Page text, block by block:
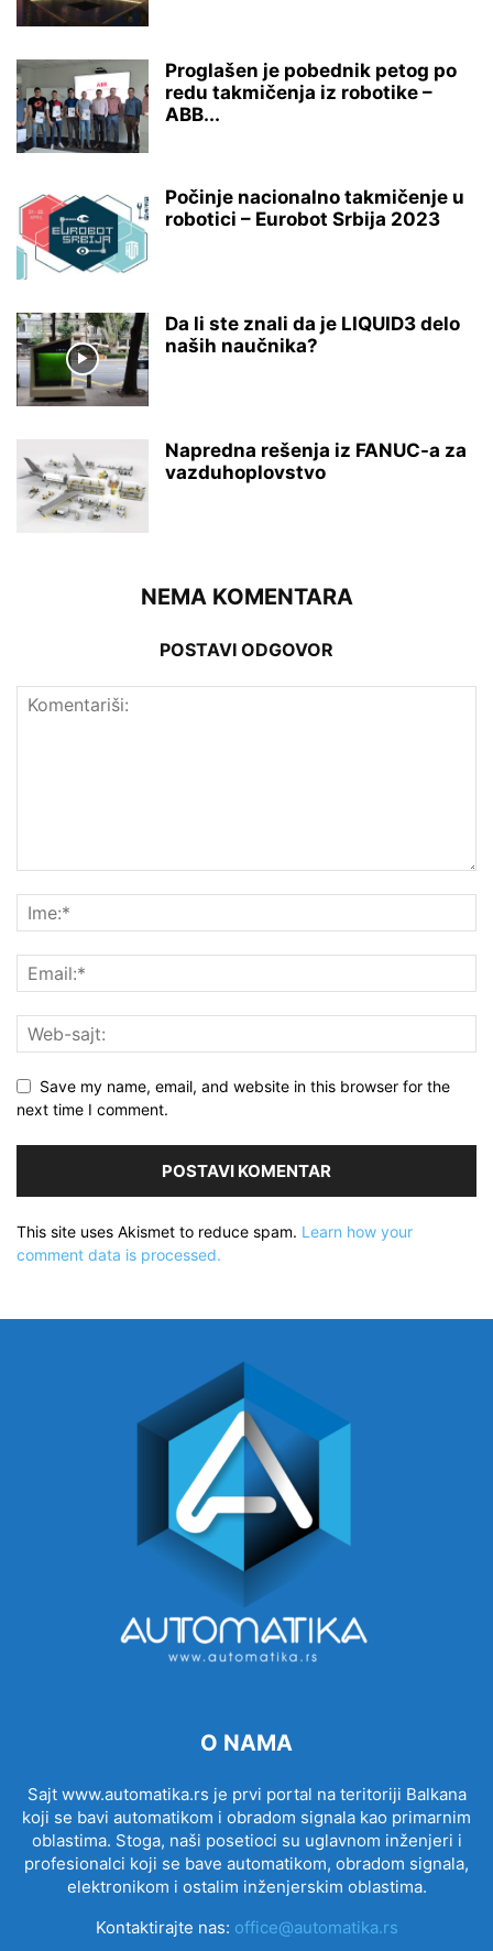
Proglašen je pobednik petog po
redu takmičenja iz robotike –
ABB...
Počinje nacionalno takmičenje u
robotici – Eurobot Srbija 2023
Da li ste znali da je LIQUID3 delo
naših naučnika?
Napredna rešenja iz FANUC-a za
vazduhoplovstvo
NEMA KOMENTARA
POSTAVI ODGOVOR
Save my name, email, and website in this browser for the
next time I comment.
This site uses Akismet to reduce spam. Learn how your
comment data is processed.
O NAMA
Sajt www.automatika.rs je prvi portal na teritoriji Balkana
koji se bavi automatikom i obradom signala kao primarnim
oblastima. Stoga, naši posetioci su uglavnom inženjeri i
profesionalci koji se bave automatikom, obradom signala,
elektronikom i ostalim inženjerskim oblastima.
Kontaktirajte nas: office@automatika.rs